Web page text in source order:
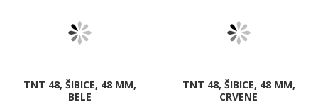
TNT 48, ŠIBICE, 48 MM,
BELE
TNT 48, ŠIBICE, 48 MM,
CRVENE